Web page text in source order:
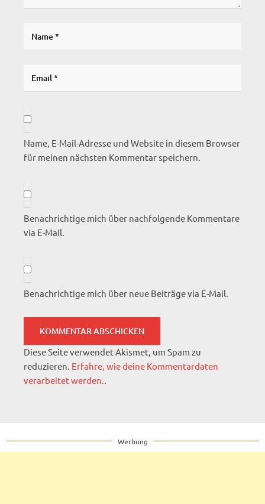
Name, E-Mail-Adresse und Website in diesem Browser
für meinen nächsten Kommentar speichern.
Benachrichtige mich über nachfolgende Kommentare
via E-Mail.
Benachrichtige mich über neue Beiträge via E-Mail.
Diese Seite verwendet Akismet, um Spam zu
reduzieren. Erfahre, wie deine Kommentardaten
verarbeitet werden..
Werbung